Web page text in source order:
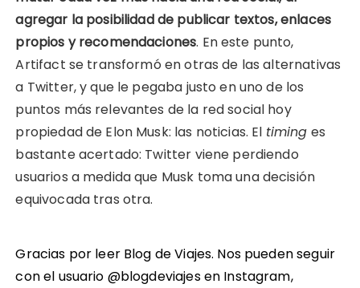
agregar la posibilidad de publicar textos, enlaces
propios y recomendaciones. En este punto,
Artifact se transformó en otras de las alternativas
a Twitter, y que le pegaba justo en uno de los
puntos más relevantes de la red social hoy
propiedad de Elon Musk: las noticias. El timing es
bastante acertado: Twitter viene perdiendo
usuarios a medida que Musk toma una decisión
equivocada tras otra.
Gracias por leer Blog de Viajes. Nos pueden seguir
con el usuario @blogdeviajes en Instagram,